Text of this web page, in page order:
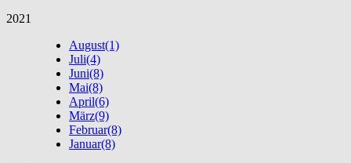
2021
August(1)
Juli(4)
Juni(8)
Mai(8)
April(6)
März(9)
Februar(8)
Januar(8)